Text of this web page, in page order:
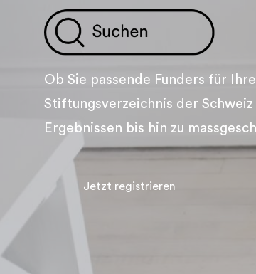
Ob Sie passende Funders für
Stiftungsverzeichnis der
Ergebnissen bis hin zu
Jetzt registrieren